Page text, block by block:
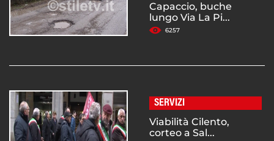
Capaccio, buche
lungo Via La Pi...
6257
SERVIZI
Viabilità Cilento,
corteo a Sal...